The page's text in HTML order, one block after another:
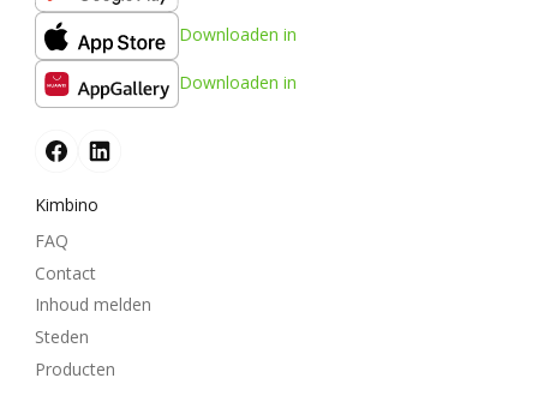
Downloaden in
Downloaden in
Kimbino
FAQ
Contact
Inhoud melden
Steden
Producten